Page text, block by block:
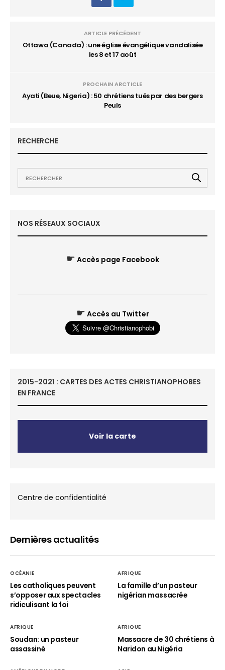
ARTICLE PRÉCÉDENT
Ottawa (Canada) : une église évangélique vandalisée
les 8 et 17 août
PROCHAIN ARCTICLE
Ayati (Beue, Nigeria) : 50 chrétiens tués par des bergers
Peuls
RECHERCHE
NOS RÉSEAUX SOCIAUX
☛ Accès page Facebook
☛ Accès au Twitter
2015-2021 : CARTES DES ACTES CHRISTIANOPHOBES
EN FRANCE
Voir la carte
Centre de confidentialité
Dernières actualités
OCÉANIE
Les catholiques peuvent
s’opposer aux spectacles
ridiculisant la foi
AFRIQUE
La famille d’un pasteur
nigérian massacrée
AFRIQUE
Soudan: un pasteur
assassiné
AFRIQUE
Massacre de 30 chrétiens à
Naridon au Nigéria